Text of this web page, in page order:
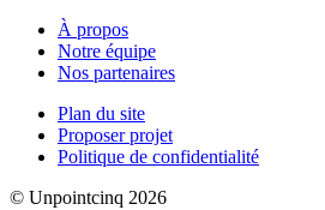
À propos
Notre équipe
Nos partenaires
Plan du site
Proposer projet
Politique de confidentialité
© Unpointcinq 2026